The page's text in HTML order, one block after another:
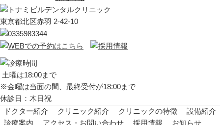
東京都北区赤羽 2-42-10
土曜は18:00まで
※金曜は当面の間、最終受付が18:00まで
休診日：木日祝
ドクター紹介
クリニック紹介 クリニックの特徴
設備紹介
診療案内
アクセス・お問い合わせ 採用情報 お知らせ